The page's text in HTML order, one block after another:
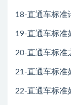
18-直通车标准
19-直通车标准
20-直通车标准
21-直通车标准
22-直通车标准